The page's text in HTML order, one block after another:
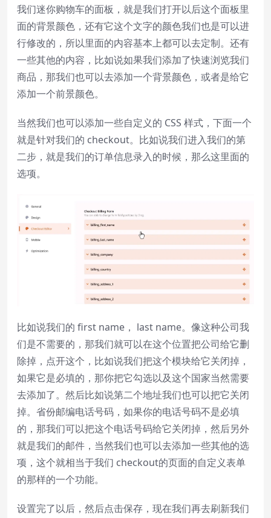
我们迷你购物车的面板，就是我们打开以后这个面板里
面的背景颜色，还有它这个文字的颜色我们也是可以进
行修改的，所以里面的内容基本上都可以去定制。还有
一些其他的内容，比如说如果我们添加了快速浏览我们
商品，那我们也可以去添加一个背景颜色，或者是给它
添加一个前景颜色。
当然我们也可以添加一些自定义的 CSS 样式，下面一个
就是针对我们的 checkout。比如说我们进入我们的第
二步，就是我们的订单信息录入的时候，那么这里面的
选项。
比如说我们的 first name， last name。像这种公司我
们是不需要的，那我们就可以在这个位置把公司给它删
除掉，点开这个，比如说我们把这个模块给它关闭掉，
如果它是必填的，那你把它勾选以及这个国家当然需要
去添加了。然后比如说第二个地址我们也可以把它关闭
掉。省份邮编电话号码，如果你的电话号码不是必填
的，那我们可以把这个电话号码给它关闭掉，然后另外
就是我们的邮件，当然我们也可以去添加一些其他的选
项，这个就相当于我们 checkout的页面的自定义表单
的那样的一个功能。
设置完了以后，然后点击保存，现在我们再去刷新我们